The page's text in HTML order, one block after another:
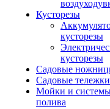
Кусторезы
кусторезы
кусторезы
Садовые
Садовые тележки
Мойки и
полива